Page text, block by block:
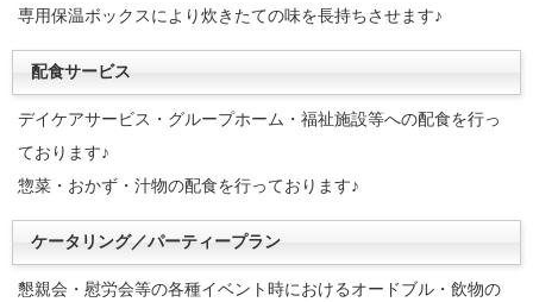
専用保温ボックスにより炊きたての味を長持ちさせます♪
配食サービス
デイケアサービス・グループホーム・福祉施設等への配食を行っ
ております♪
惣菜・おかず・汁物の配食を行っております♪
ケータリング／パーティープラン
懇親会・慰労会等の各種イベント時におけるオードブル・飲物の